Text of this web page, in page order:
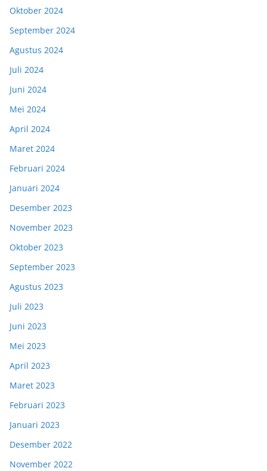
Oktober 2024
September 2024
Agustus 2024
Juli 2024
Juni 2024
Mei 2024
April 2024
Maret 2024
Februari 2024
Januari 2024
Desember 2023
November 2023
Oktober 2023
September 2023
Agustus 2023
Juli 2023
Juni 2023
Mei 2023
April 2023
Maret 2023
Februari 2023
Januari 2023
Desember 2022
November 2022